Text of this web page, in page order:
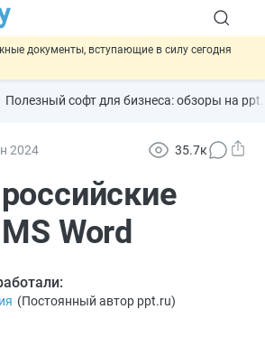
документы, вступающие в силу сегодня
блокировке продажи опасных товаров через
ошибок в документах предлагают
единые критерии трудовых и ГПХ-
Полезный софт для бизнеса: обзоры на
2024 35.7к
Word
(Постоянный автор ppt.ru)